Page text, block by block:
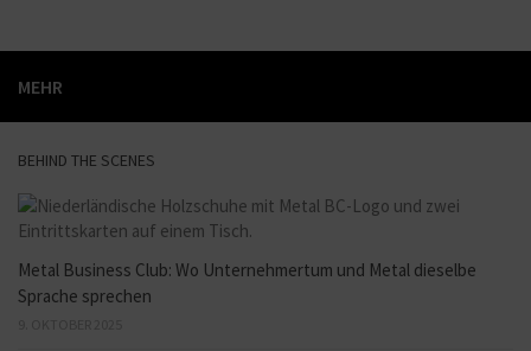
MEHR
BEHIND THE SCENES
Metal Business Club: Wo Unternehmertum und Metal dieselbe
Sprache sprechen